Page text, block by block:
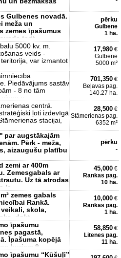
Gulbenes novadā.
meža un
zemes īpašumus
terit
pērku
Gulbene
1 ha.
5000 kv. m.
veids -
var izmantot
17,980 €
Gulbene
5000 m²
Piedāvājums sastāv
- 8 no tām
p
701,350 €
Beļavas pag.
140.27 ha.
centrā.
ļoti izdevīgā
stacijai,
28,500 €
Stāmerienas pag.
6352 m²
par augstākajām
Pērk - meža,
aizaugušu platību
pērku
-
zemi ar 400m
Zemesgabals ar
Uz tā atrodas
la
45,000 €
Rankas pag.
10 ha.
zemes gabals
Rankā.
skola,
dokt
10,000 €
Rankas pag.
1 ha.
īpašumu
pagastā,
Īpašuma kopējā
kuriem 9,
58,850 €
Litenes pag.
11 ha.
īpašumu “Kūšuļi”